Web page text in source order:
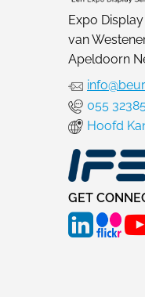
Expo
van
Apeldoorn
055
Hoofd
GET